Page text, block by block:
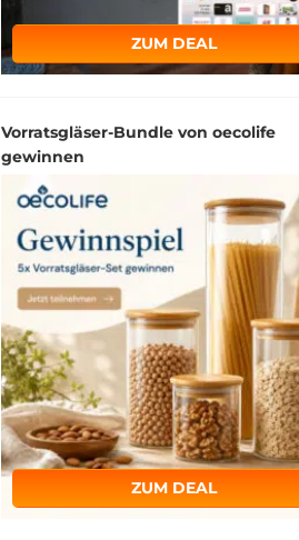
ZUM DEAL
Vorratsgläser-Bundle von oecolife
gewinnen
ZUM DEAL